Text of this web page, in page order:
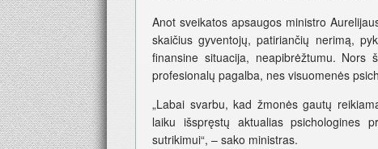
Anot sveikatos apsaugos ministro
skaičius gyventojų, patiriančių nerimą,
finansine situacija, neapibrėžtumu.
profesionalų pagalba, nes visuomenės
„Labai svarbu, kad žmonės gautų
laiku išspręstų aktualias psichologines
sutrikimui“, – sako ministras.